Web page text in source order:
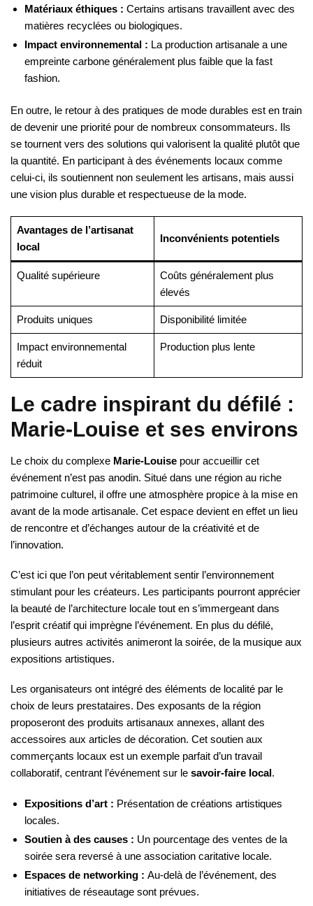
Matériaux éthiques : Certains artisans travaillent avec des
matières recyclées ou biologiques.
Impact environnemental : La production artisanale a une
empreinte carbone généralement plus faible que la fast
fashion.
En outre, le retour à des pratiques de mode durables est en train
de devenir une priorité pour de nombreux consommateurs. Ils
se tournent vers des solutions qui valorisent la qualité plutôt que
la quantité. En participant à des événements locaux comme
celui-ci, ils soutiennent non seulement les artisans, mais aussi
une vision plus durable et respectueuse de la mode.
Avantages de l’artisanat
local
Inconvénients potentiels
Qualité supérieure
Coûts généralement plus
élevés
Produits uniques Disponibilité limitée
Impact environnemental
réduit
Production plus lente
Le cadre inspirant du défilé :
Marie-Louise et ses environs
Le choix du complexe Marie-Louise pour accueillir cet
événement n’est pas anodin. Situé dans une région au riche
patrimoine culturel, il offre une atmosphère propice à la mise en
avant de la mode artisanale. Cet espace devient en effet un lieu
de rencontre et d’échanges autour de la créativité et de
l’innovation.
C’est ici que l’on peut véritablement sentir l’environnement
stimulant pour les créateurs. Les participants pourront apprécier
la beauté de l’architecture locale tout en s’immergeant dans
l’esprit créatif qui imprègne l’événement. En plus du défilé,
plusieurs autres activités animeront la soirée, de la musique aux
expositions artistiques.
Les organisateurs ont intégré des éléments de localité par le
choix de leurs prestataires. Des exposants de la région
proposeront des produits artisanaux annexes, allant des
accessoires aux articles de décoration. Cet soutien aux
commerçants locaux est un exemple parfait d’un travail
collaboratif, centrant l’événement sur le savoir-faire local.
Expositions d’art : Présentation de créations artistiques
locales.
Soutien à des causes : Un pourcentage des ventes de la
soirée sera reversé à une association caritative locale.
Espaces de networking : Au-delà de l’événement, des
initiatives de réseautage sont prévues.